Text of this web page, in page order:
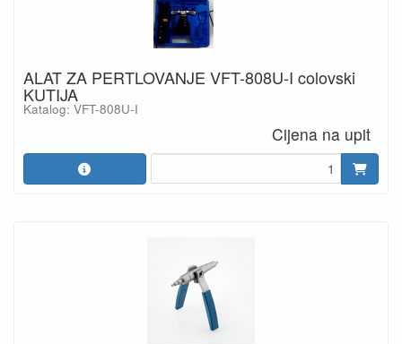
ALAT ZA PERTLOVANJE VFT-808U-I colovski
KUTIJA
Katalog: VFT-808U-I
Cijena na upit